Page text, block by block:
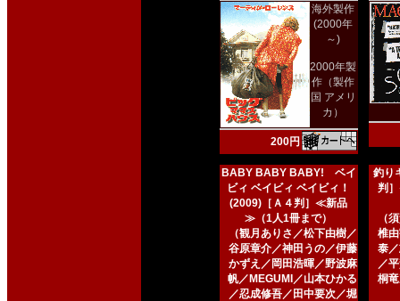
海外製作
(2000年
～)
2000年製
作（製作
国 アメリ
カ）
200円
BABY BABY BABY! ベイ
ビィ ベイビィ ベイビィ！
(2009)［Ａ４判］≪新品
≫（1人1冊まで）
（観月ありさ／松下由樹／
谷原章介／神田うの／伊藤
かずえ／岡田浩暉／野波麻
帆／MEGUMI／山本ひかる
／忍成修吾／田中要次／堀
釣り
判
（
椎
泰
／
桐